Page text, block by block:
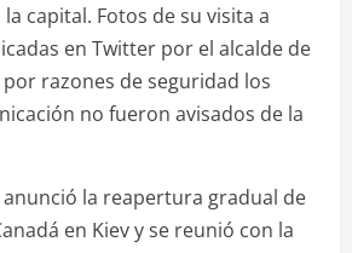
capital. Fotos de su visita a
en Twitter por el alcalde de
razones de seguridad los
no fueron avisados de la
anunció la reapertura gradual de
en Kiev y se reunió con la